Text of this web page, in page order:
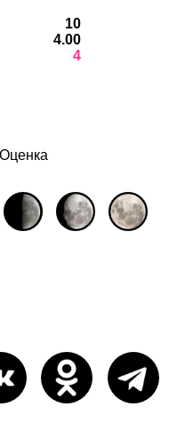
10
4.00
4
Оценка